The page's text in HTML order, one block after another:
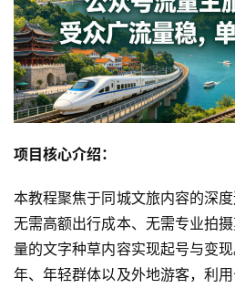
项目核心介绍：
本教程聚焦于同城文旅内容的深
无需高额出行成本、无需专业拍
量的文字种草内容实现起号与变
年、年轻群体以及外地游客，利